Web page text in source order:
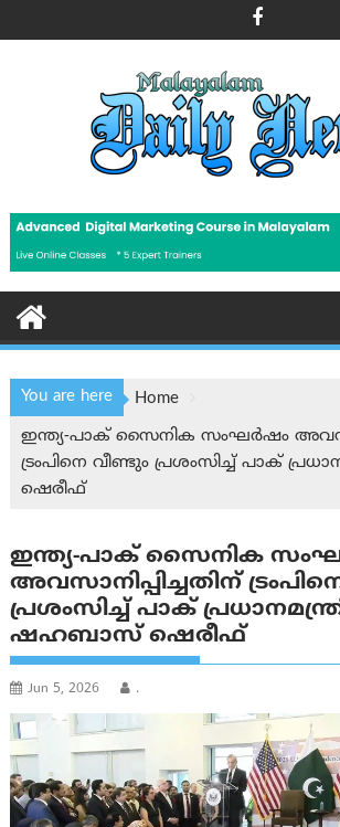
to
You are here
Home
ഇന്ത്യ-പാക് സൈനിക സംഘർഷം
ട്രംപിനെ വീണ്ടും പ്രശംസിച്ച് പാക്
ഷെരീഫ്
ഇന്ത്യ-പാക് സൈനിക
അവസാനിപ്പിച്ചതിന്
പ്രശംസിച്ച് പാക്
ഷഹബാസ് ഷെരീഫ്
Jun 5, 2026 .